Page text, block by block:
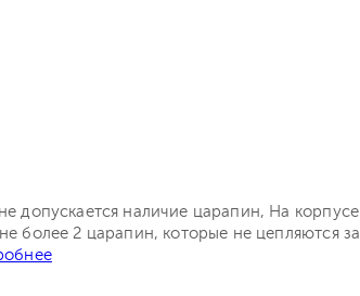
допускается наличие царапин, На корпусе
более 2 царапин, которые не цепляются за